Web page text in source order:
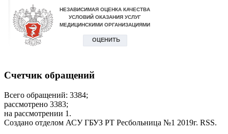
Счетчик обращений
Всего обращений: 3384;
рассмотрено 3383;
на рассмотрении 1.
Создано отделом АСУ ГБУЗ РТ Ресбольница №1 2019г. RSS.